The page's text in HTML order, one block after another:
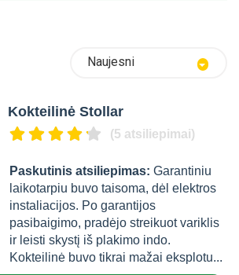
Naujesni
Kokteilinė Stollar
(5 atsiliepimai)
Paskutinis atsiliepimas: Garantiniu
laikotarpiu buvo taisoma, dėl elektros
instaliacijos. Po garantijos
pasibaigimo, pradėjo streikuot variklis
ir leisti skystį iš plakimo indo.
Kokteilinė buvo tikrai mažai eksplotu...